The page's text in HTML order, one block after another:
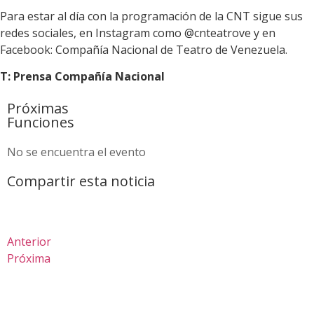
Para estar al día con la programación de la CNT sigue sus
redes sociales, en Instagram como @cnteatrove y en
Facebook: Compañía Nacional de Teatro de Venezuela.
T: Prensa Compañía Nacional
Próximas
Funciones
No se encuentra el evento
Compartir esta noticia
Anterior
Próxima